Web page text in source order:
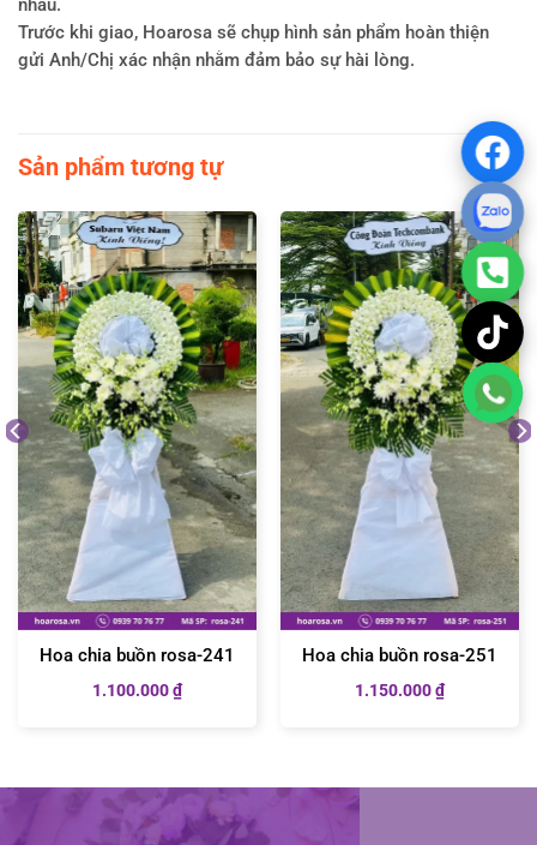
nhau.
Trước khi giao, Hoarosa sẽ chụp hình sản phẩm hoàn thiện
gửi Anh/Chị xác nhận nhằm đảm bảo sự hài lòng.
Sản phẩm tương tự
Hoa chia buồn rosa-241
1.100.000₫
Hoa chia buồn rosa-251
1.150.000₫